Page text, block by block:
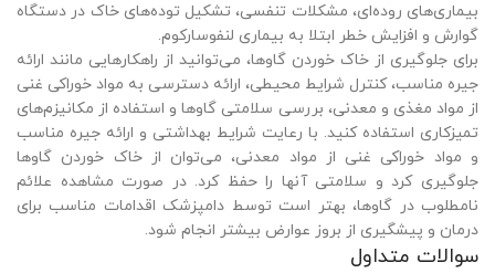
بیماری‌های روده‌ای، مشکلات تنفسی، تشکیل توده‌های خاک در دستگاه
گوارش و افزایش خطر ابتلا به بیماری لنفوسارکوم.
برای جلوگیری از خاک خوردن گاوها، می‌توانید از راهکارهایی مانند ارائه
جیره مناسب، کنترل شرایط محیطی، ارائه دسترسی به مواد خوراکی غنی
از مواد مغذی و معدنی، بررسی سلامتی گاوها و استفاده از مکانیزم‌های
تمیزکاری استفاده کنید. با رعایت شرایط بهداشتی و ارائه جیره مناسب
و مواد خوراکی غنی از مواد معدنی، می‌توان از خاک خوردن گاوها
جلوگیری کرد و سلامتی آنها را حفظ کرد. در صورت مشاهده علائم
نامطلوب در گاوها، بهتر است توسط دامپزشک اقدامات مناسب برای
درمان و پیشگیری از بروز عوارض بیشتر انجام شود.
سوالات متداول